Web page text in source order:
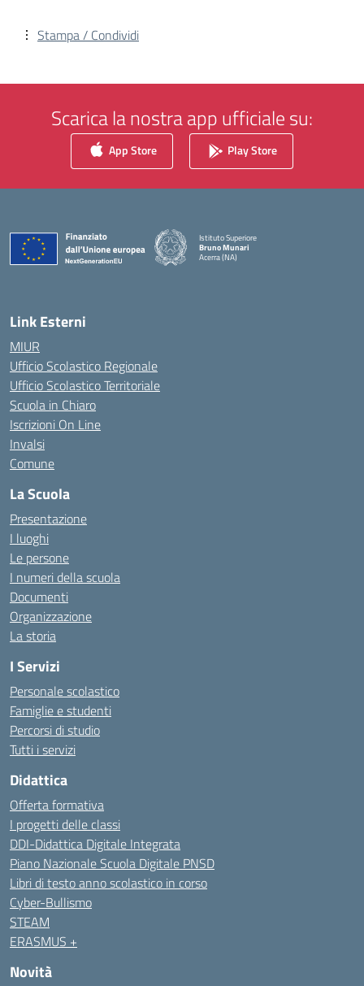
Stampa / Condividi
Scarica la nostra app ufficiale su:
App Store Play Store
Istituto Superiore
Bruno Munari
Acerra (NA)
Link Esterni
MIUR
Ufficio Scolastico Regionale
Ufficio Scolastico Territoriale
Scuola in Chiaro
Iscrizioni On Line
Invalsi
Comune
La Scuola
Presentazione
I luoghi
Le persone
I numeri della scuola
Documenti
Organizzazione
La storia
I Servizi
Personale scolastico
Famiglie e studenti
Percorsi di studio
Tutti i servizi
Didattica
Offerta formativa
I progetti delle classi
DDI-Didattica Digitale Integrata
Piano Nazionale Scuola Digitale PNSD
Libri di testo anno scolastico in corso
Cyber-Bullismo
STEAM
ERASMUS +
Novità